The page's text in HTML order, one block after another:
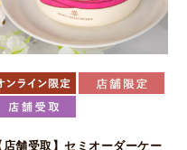
店舗受取】セミオーダーケー